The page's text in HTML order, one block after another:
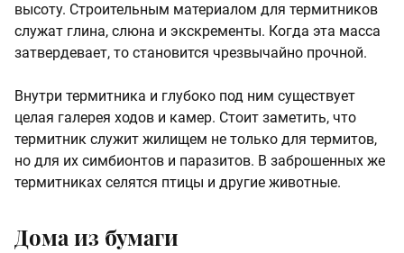
высоту. Строительным материалом для термитников
служат глина, слюна и экскременты. Когда эта масса
затвердевает, то становится чрезвычайно прочной.
Внутри термитника и глубоко под ним существует
целая галерея ходов и камер. Стоит заметить, что
термитник служит жилищем не только для термитов,
но для их симбионтов и паразитов. В заброшенных же
термитниках селятся птицы и другие животные.
Дома из бумаги